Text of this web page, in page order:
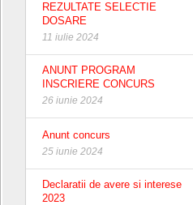
REZULTATE SELECTIE
DOSARE
11 iulie 2024
ANUNT PROGRAM
INSCRIERE CONCURS
26 iunie 2024
Anunt concurs
25 iunie 2024
Declaratii de avere si interese
2023